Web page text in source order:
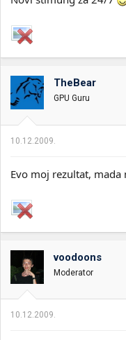
TheBear
GPU Guru
10.12.2009.
Evo moj rezultat,
voodoons
Moderator
10.12.2009.